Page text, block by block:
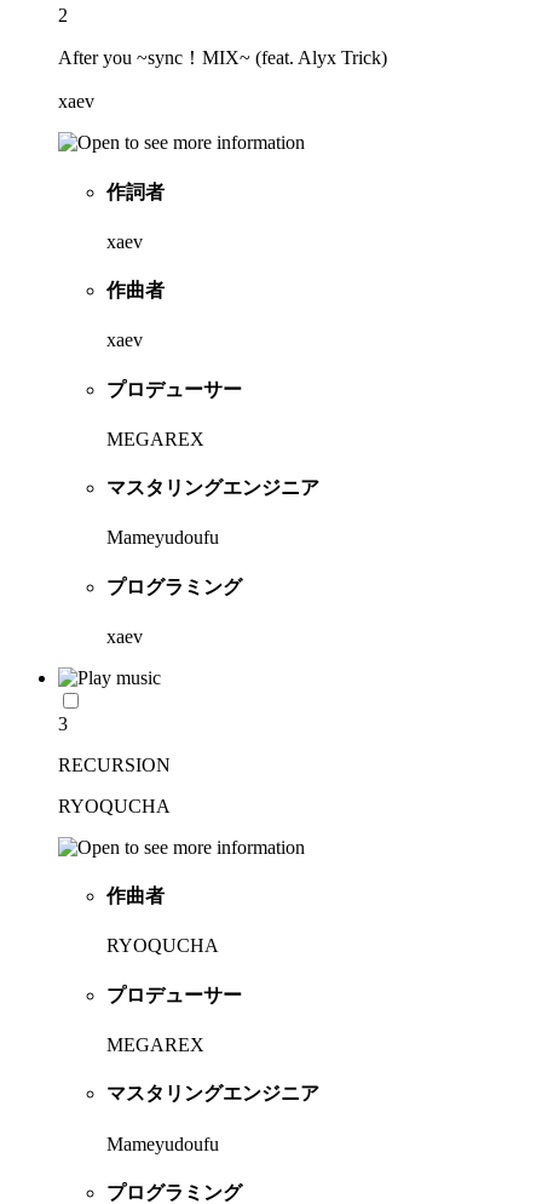
2
After you ~sync！MIX~ (feat. Alyx Trick)
xaev
作詞者
xaev
作曲者
xaev
プロデューサー
MEGAREX
マスタリングエンジニア
Mameyudoufu
プログラミング
xaev
3
RECURSION
RYOQUCHA
作曲者
RYOQUCHA
プロデューサー
MEGAREX
マスタリングエンジニア
Mameyudoufu
プログラミング